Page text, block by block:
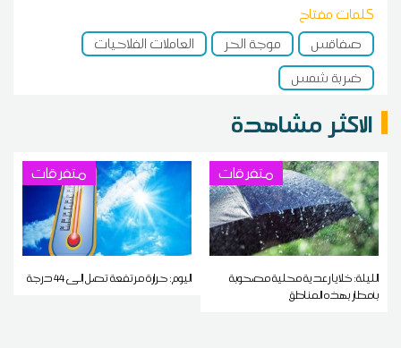
كلمات مفتاح
صفاقس
موجة الحر
العاملات الفلاحيات
ضربة شمس
الاكثر مشاهدة
متفرقات
الليلة: خلايا رعدية محلية مصحوبة
بأمطار بهذه المناطق
متفرقات
اليوم: حرارة مرتفعة تصل إلى 44 درجة